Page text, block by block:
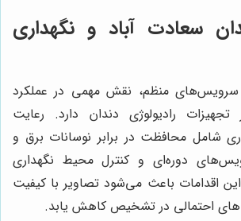
سعادت آباد و نگهداری
منظم، نقش مهمی در عملکرد
رادیولوژی دندان دارد. رعایت
شامل محافظت در برابر نوسانات برق و
دوره‌ای و کنترل محیط نگهداری
اقدامات باعث می‌شود تصاویر با کیفیت
احتمالی در تشخیص کاهش یابد.